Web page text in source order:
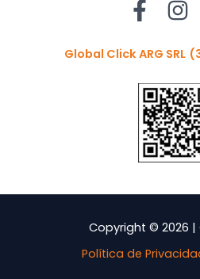
Global Click ARG SRL
Copyright © 2026 |
Política de